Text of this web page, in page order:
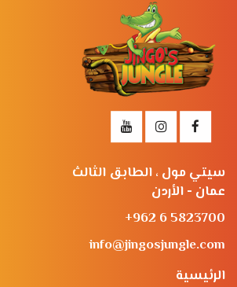
سيتي مول ، الطابق الثالث
عمان - الأردن
+962 6 5823700
info@jingosjungle.com
الرئيسية